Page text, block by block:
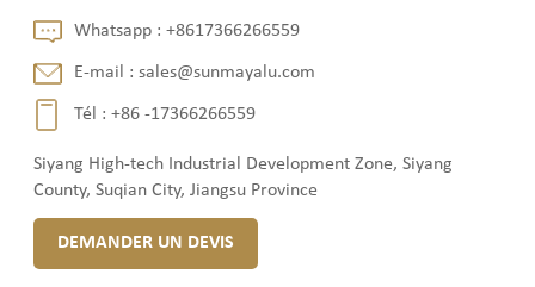
Whatsapp :+8617366266559
E-mail :sales@sunmayalu.com
Tél :+86 -17366266559
Siyang High-tech Industrial Development Zone, Siyang
County, Suqian City, Jiangsu Province
DEMANDER UN DEVIS